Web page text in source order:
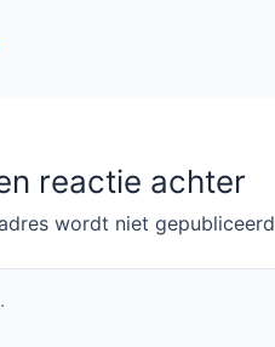
reactie achter
wordt niet